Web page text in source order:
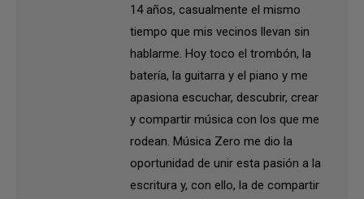
14 años, casualmente el mismo
tiempo que mis vecinos llevan sin
hablarme. Hoy toco el trombón, la
batería, la guitarra y el piano y me
apasiona escuchar, descubrir, crear
y compartir música con los que me
rodean. Música Zero me dio la
oportunidad de unir esta pasión a la
escritura y, con ello, la de compartir